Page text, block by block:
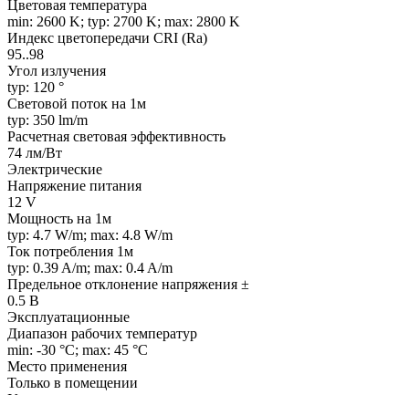
Цветовая температура
min: 2600 K; typ: 2700 K; max: 2800 K
Индекс цветопередачи CRI (Ra)
95..98
Угол излучения
typ: 120 °
Световой поток на 1м
typ: 350 lm/m
Расчетная световая эффективность
74 лм/Вт
Электрические
Напряжение питания
12 V
Мощность на 1м
typ: 4.7 W/m; max: 4.8 W/m
Ток потребления 1м
typ: 0.39 A/m; max: 0.4 A/m
Предельное отклонение напряжения ±
0.5 В
Эксплуатационные
Диапазон рабочих температур
min: -30 °C; max: 45 °C
Место применения
Только в помещении